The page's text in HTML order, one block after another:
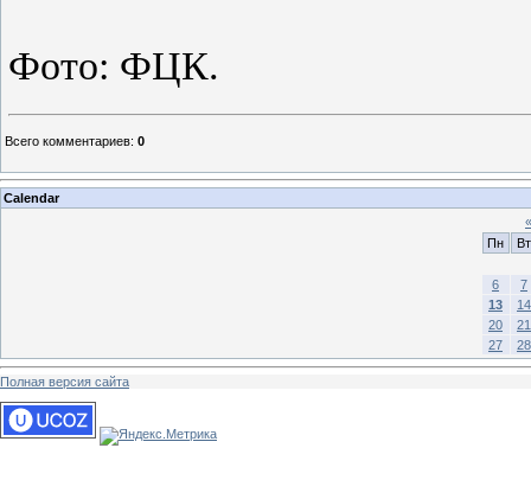
Фото: ФЦК.
Всего комментариев: 0
Calendar
«
Пн
Вт
6
7
13
14
20
21
27
28
Полная версия сайта